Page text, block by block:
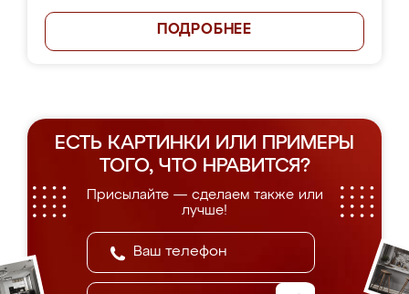
ПОДРОБНЕЕ
ЕСТЬ КАРТИНКИ ИЛИ ПРИМЕРЫ
ТОГО, ЧТО НРАВИТСЯ?
Присылайте — сделаем также или
лучше!